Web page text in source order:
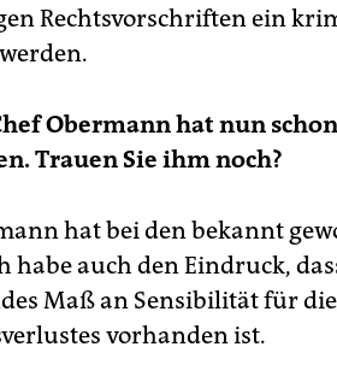
Rechtsvorschriften ein
Obermann hat nun
Trauen Sie ihm noch?
hat bei den bekannt
habe auch den Eindruck,
Maß an Sensibilität für
vorhanden ist.